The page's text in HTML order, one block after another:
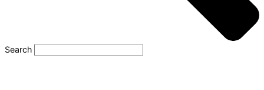
Search